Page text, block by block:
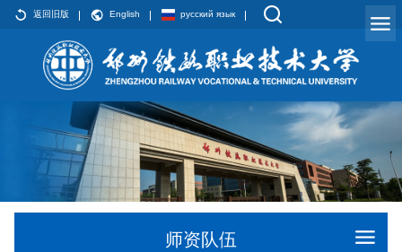
返回旧版 English русский язык
师资队伍